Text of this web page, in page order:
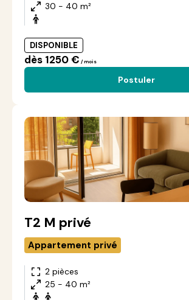
30 - 40 m²
DISPONIBLE
dès 1250 € / mois
Postuler
T2 M privé
Appartement privé
2 pièces
25 - 40 m²